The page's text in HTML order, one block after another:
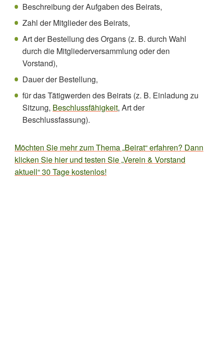
Beschreibung der Aufgaben des Beirats,
Zahl der Mitglieder des Beirats,
Art der Bestellung des Organs (z. B. durch Wahl
durch die Mitgliederversammlung oder den
Vorstand),
Dauer der Bestellung,
für das Tätigwerden des Beirats (z. B. Einladung zu
Sitzung, Beschlussfähigkeit, Art der
Beschlussfassung).
Möchten Sie mehr zum Thema „Beirat“ erfahren? Dann
klicken Sie hier und testen Sie „Verein & Vorstand
aktuell“ 30 Tage kostenlos!